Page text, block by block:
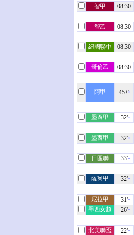
智甲
08:30
智乙
08:30
紐國聯中
08:30
哥倫乙
08:30
阿甲 45+'
墨西甲
32'
墨西甲
32'
日區聯
33'
薩爾甲
32'
尼拉甲
31'
墨西女超
26'
北美聯盃
22'